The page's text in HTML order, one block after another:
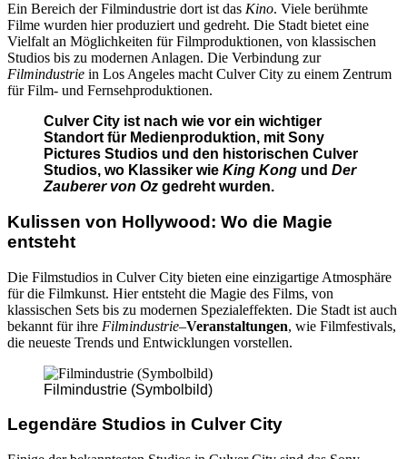
Ein Bereich der Filmindustrie dort ist das Kino. Viele berühmte
Filme wurden hier produziert und gedreht. Die Stadt bietet eine
Vielfalt an Möglichkeiten für Filmproduktionen, von klassischen
Studios bis zu modernen Anlagen. Die Verbindung zur
Filmindustrie in Los Angeles macht Culver City zu einem Zentrum
für Film- und Fernsehproduktionen.
Culver City ist nach wie vor ein wichtiger
Standort für Medienproduktion, mit Sony
Pictures Studios und den historischen Culver
Studios, wo Klassiker wie King Kong und Der
Zauberer von Oz gedreht wurden.
Kulissen von Hollywood: Wo die Magie
entsteht
Die Filmstudios in Culver City bieten eine einzigartige Atmosphäre
für die Filmkunst. Hier entsteht die Magie des Films, von
klassischen Sets bis zu modernen Spezialeffekten. Die Stadt ist auch
bekannt für ihre Filmindustrie–Veranstaltungen, wie Filmfestivals,
die neueste Trends und Entwicklungen vorstellen.
Filmindustrie (Symbolbild)
Legendäre Studios in Culver City